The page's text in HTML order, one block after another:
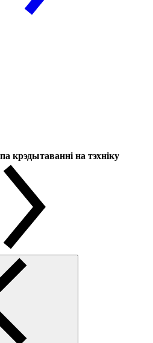
крэдытаванні на тэхніку